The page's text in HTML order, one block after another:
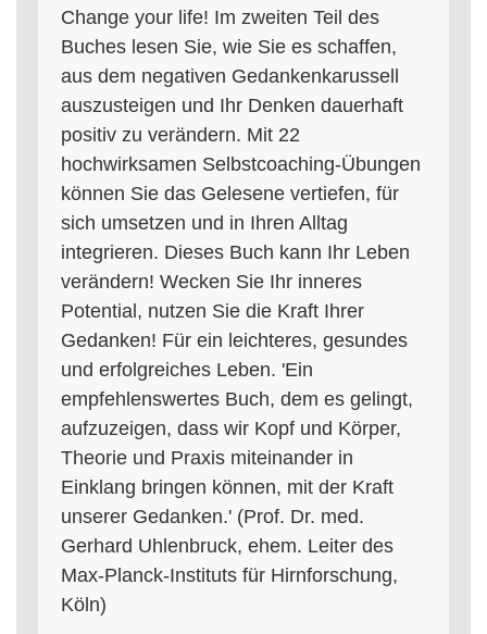
Change your life! Im zweiten Teil des
Buches lesen Sie, wie Sie es schaffen,
aus dem negativen Gedankenkarussell
auszusteigen und Ihr Denken dauerhaft
positiv zu verändern. Mit 22
hochwirksamen Selbstcoaching-Übungen
können Sie das Gelesene vertiefen, für
sich umsetzen und in Ihren Alltag
integrieren. Dieses Buch kann Ihr Leben
verändern! Wecken Sie Ihr inneres
Potential, nutzen Sie die Kraft Ihrer
Gedanken! Für ein leichteres, gesundes
und erfolgreiches Leben. 'Ein
empfehlenswertes Buch, dem es gelingt,
aufzuzeigen, dass wir Kopf und Körper,
Theorie und Praxis miteinander in
Einklang bringen können, mit der Kraft
unserer Gedanken.' (Prof. Dr. med.
Gerhard Uhlenbruck, ehem. Leiter des
Max-Planck-Instituts für Hirnforschung,
Köln)